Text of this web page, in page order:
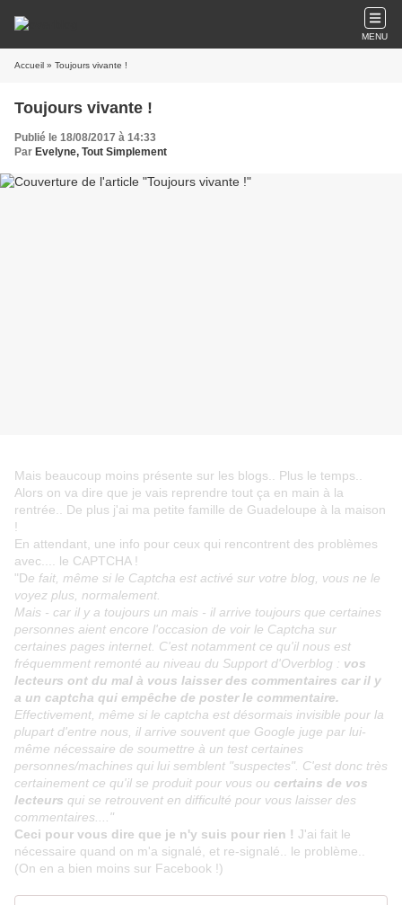
MENU
Accueil » Toujours vivante !
Toujours vivante !
Publié le 18/08/2017 à 14:33
Par Evelyne, Tout Simplement
Mais beaucoup moins présente sur les blogs.. Plus le temps..
Alors on va dire que je vais reprendre tout ça en main à la
rentrée.. De plus j'ai ma petite famille de Guadeloupe à la maison
!
En attendant, une info pour ceux qui rencontrent des problèmes
avec.... le CAPTCHA !
"De fait, même si le Captcha est activé sur votre blog, vous ne le
voyez plus, normalement.
Mais - car il y a toujours un mais - il arrive toujours que certaines
personnes aient encore l'occasion de voir le Captcha sur
certaines pages internet. C'est notamment ce qu'il nous est
fréquemment remonté au niveau du Support d'Overblog : vos
lecteurs ont du mal à vous laisser des commentaires car il y
a un captcha qui empêche de poster le commentaire.
Effectivement, même si le captcha est désormais invisible pour la
plupart d'entre nous, il arrive souvent que Google juge par lui-
même nécessaire de soumettre à un test certaines
personnes/machines qui lui semblent "suspectes". C'est donc très
certainement ce qu'il se produit pour vous ou certains de vos
lecteurs qui se retrouvent en difficulté pour vous laisser des
commentaires...."
Ceci pour vous dire que je n'y suis pour rien ! J'ai fait le
nécessaire quand on m'a signalé, et re-signalé.. le problème..
(On en a bien moins sur Facebook !)